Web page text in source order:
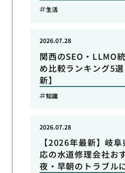
生活
関西のSEO・LLMO
め比較ランキング5
新】
2026.07.28
知識
【2026年最新】岐
応の水道修理会社お
夜・早朝のトラブル
2026.07.28